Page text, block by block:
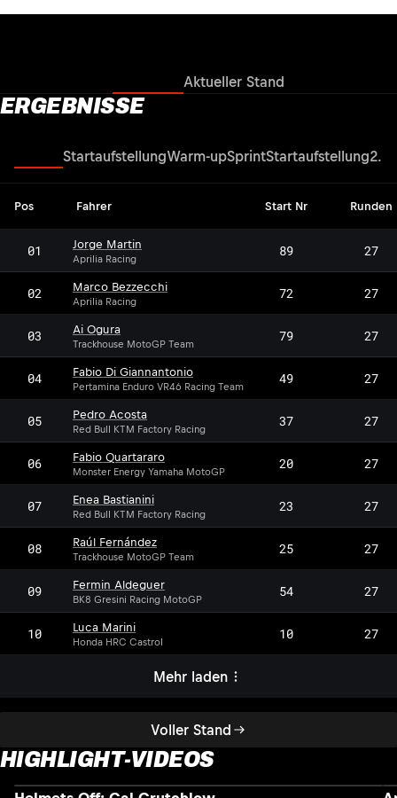
Aktueller Stand
ERGEBNISSE
Voller Stand
StartaufstellungWarm-upSprintStartaufstellung2.
Pos Fahrer Start Nr Runden
01 Jorge Martin
Aprilia Racing 89 27
02 Marco Bezzecchi
Aprilia Racing 72 27
03 Ai Ogura
Trackhouse MotoGP Team 79 27
04 Fabio Di Giannantonio
Pertamina Enduro VR46 Racing Team 49 27
05 Pedro Acosta
Red Bull KTM Factory Racing 37 27
06 Fabio Quartararo
Monster Energy Yamaha MotoGP 20 27
07 Enea Bastianini
Red Bull KTM Factory Racing 23 27
08 Raúl Fernández
Trackhouse MotoGP Team 25 27
09 Fermin Aldeguer
BK8 Gresini Racing MotoGP 54 27
10 Luca Marini
Honda HRC Castrol 10 27
Mehr laden
HIGHLIGHT-VIDEOS